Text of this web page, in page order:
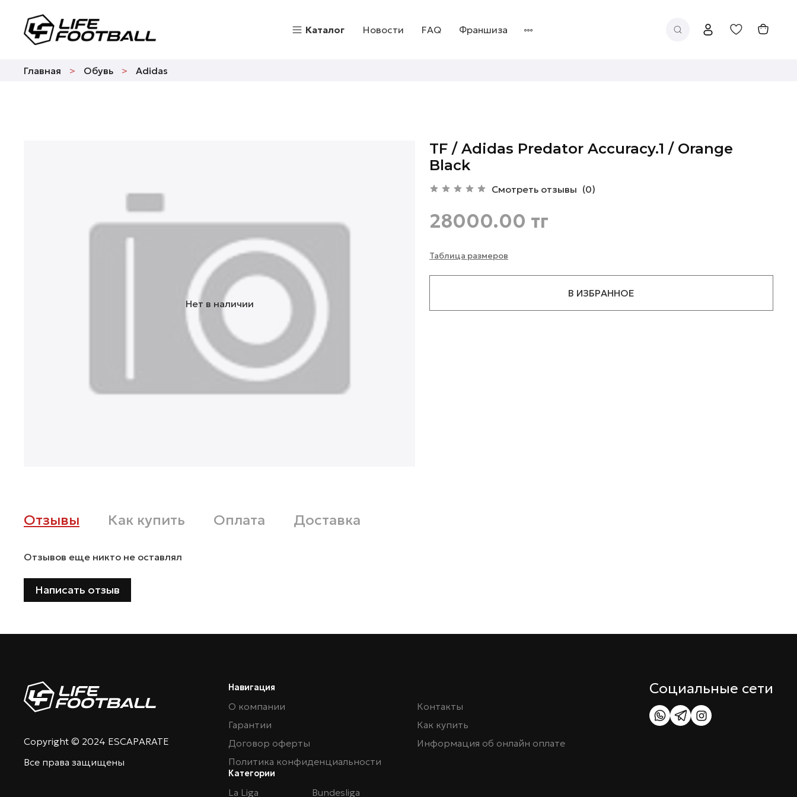
Каталог Новости FAQ Франшиза
Главная Обувь Adidas
Нет в наличии
TF / Adidas Predator Accuracy.1 / Orange
Black
Смотреть отзывы (0)
Таблица размеров
28000.00 тг
В ИЗБРАННОЕ
Отзывы Как купить Оплата Доставка
Отзывов еще никто не оставлял
Написать отзыв
Copyright © 2024 ESCAPARATE
Все права защищены
Навигация
О компании
Контакты
Гарантии
Как купить
Договор оферты
Информация об онлайн оплате
Политика конфиденциальности
Категории
La Liga Bundesliga
Социальные сети